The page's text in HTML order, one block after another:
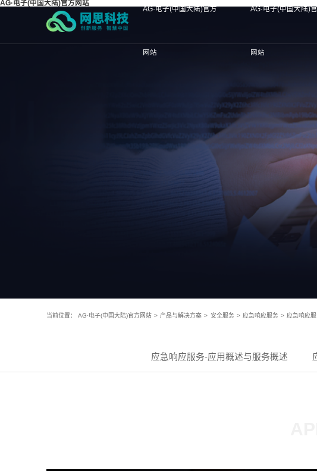
AG·电子(中国大陆)官方网站
AG·电子(中国大陆)官方
网站
AG·电子(中国大陆)
网站
当前位置： AG·电子(中国大陆)官方网站 > 产品与解决方案 > 安全服务 > 应急响应服务 > 应急响应
应急响应服务-应用概述与服务概述